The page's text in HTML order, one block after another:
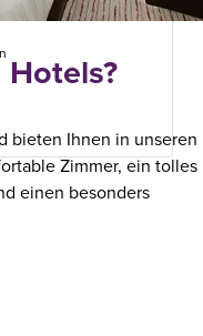
Hotels?
bieten Ihnen in unseren
Zimmer, ein tolles
einen besonders